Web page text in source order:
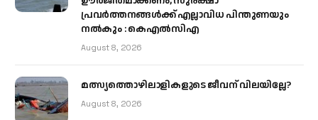
പ്രവർത്തനങ്ങൾക്ക് എല്ലാവിധ പിന്തുണയും
നൽകും : കെഎൽസിഎ
August 8, 2026
മത്സ്യത്തൊഴിലാളികളുടെ ജീവന് വിലയില്ലേ?
August 8, 2026